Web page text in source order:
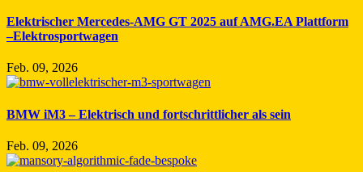
Elektrischer Mercedes-AMG GT 2025 auf AMG.EA Plattform
–Elektrosportwagen
Feb. 09, 2026
BMW iM3 – Elektrisch und fortschrittlicher als sein
Feb. 09, 2026